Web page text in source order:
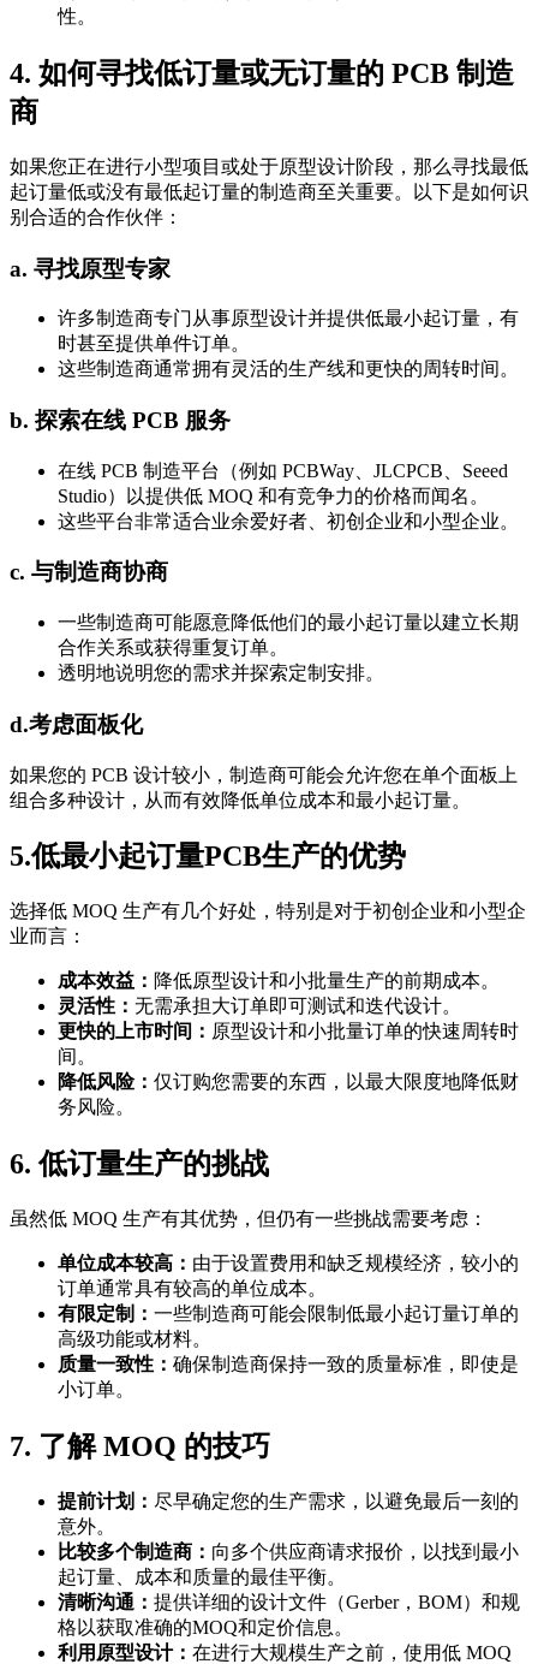
性。
4. 如何寻找低订量或无订量的 PCB 制造
商
如果您正在进行小型项目或处于原型设计阶段，那么寻找最低
起订量低或没有最低起订量的制造商至关重要。以下是如何识
别合适的合作伙伴：
a. 寻找原型专家
许多制造商专门从事原型设计并提供低最小起订量，有
时甚至提供单件订单。
这些制造商通常拥有灵活的生产线和更快的周转时间。
b. 探索在线 PCB 服务
在线 PCB 制造平台（例如 PCBWay、JLCPCB、Seeed
Studio）以提供低 MOQ 和有竞争力的价格而闻名。
这些平台非常适合业余爱好者、初创企业和小型企业。
c. 与制造商协商
一些制造商可能愿意降低他们的最小起订量以建立长期
合作关系或获得重复订单。
透明地说明您的需求并探索定制安排。
d.考虑面板化
如果您的 PCB 设计较小，制造商可能会允许您在单个面板上
组合多种设计，从而有效降低单位成本和最小起订量。
5.低最小起订量PCB生产的优势
选择低 MOQ 生产有几个好处，特别是对于初创企业和小型企
业而言：
成本效益： 降低原型设计和小批量生产的前期成本。
灵活性： 无需承担大订单即可测试和迭代设计。
更快的上市时间： 原型设计和小批量订单的快速周转时
间。
降低风险： 仅订购您需要的东西，以最大限度地降低财
务风险。
6. 低订量生产的挑战
虽然低 MOQ 生产有其优势，但仍有一些挑战需要考虑：
单位成本较高： 由于设置费用和缺乏规模经济，较小的
订单通常具有较高的单位成本。
有限定制： 一些制造商可能会限制低最小起订量订单的
高级功能或材料。
质量一致性： 确保制造商保持一致的质量标准，即使是
小订单。
7. 了解 MOQ 的技巧
提前计划： 尽早确定您的生产需求，以避免最后一刻的
意外。
比较多个制造商： 向多个供应商请求报价，以找到最小
起订量、成本和质量的最佳平衡。
清晰沟通： 提供详细的设计文件（Gerber，BOM）和规
格以获取准确的MOQ和定价信息。
利用原型设计： 在进行大规模生产之前，使用低 MOQ